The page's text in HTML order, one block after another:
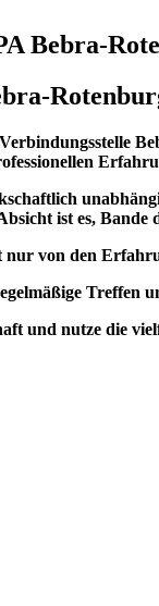
Bebra-
ist es,
von den
Treffen
und nutze die